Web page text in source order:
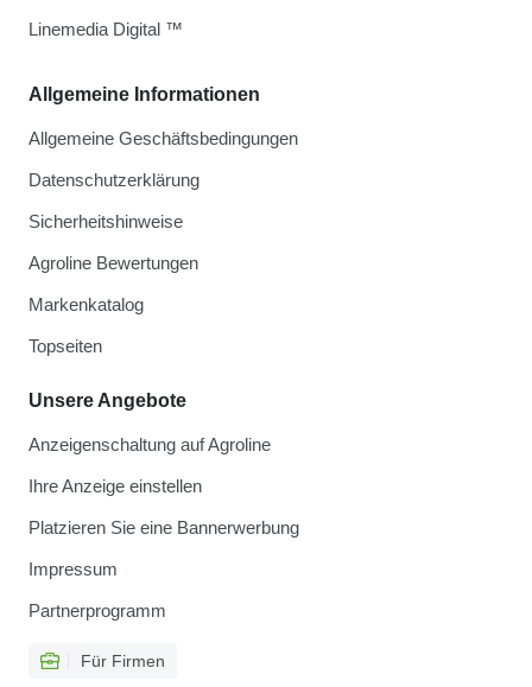
Allgemeine Informationen
Allgemeine Geschäftsbedingungen
Datenschutzerklärung
Sicherheitshinweise
Agroline Bewertungen
Markenkatalog
Topseiten
Unsere Angebote
Anzeigenschaltung auf Agroline
Ihre Anzeige einstellen
Platzieren Sie eine Bannerwerbung
Impressum
Partnerprogramm
Für Firmen
Linemedia Digital ™